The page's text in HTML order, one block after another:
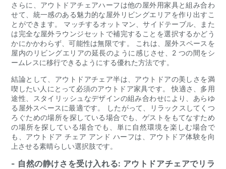
さらに、アウトドアチェアハーフは他の屋外用家具と組み合わ
せて、統一感のある魅力的な屋外リビングエリアを作り出すこ
とができます。 マッチするオットマン、サイドテーブル、また
は完全な屋外ラウンジセットで補完することを選択するかどう
かにかかわらず、可能性は無限です。 これは、屋外スペースを
屋内のリビングエリアの延長のように感じさせ、2 つの間をシ
ームレスに移行できるようにする優れた方法です。
結論として、アウトドアチェア半は、アウトドアの美しさを満
喫したい人にとって必須のアウトドア家具です。 快適さ、多用
途性、スタイリッシュなデザインの組み合わせにより、あらゆ
る屋外スペースに最適です。 したがって、リラックスしてくつ
ろぐための場所を探している場合でも、ゲストをもてなすため
の場所を探している場合でも、単に自然環境を楽しむ場合で
も、アウトドア チェア アンド ハーフは、アウトドア体験を向
上させる素晴らしい選択肢です。
- 自然の静けさを受け入れる: アウトドアチェアでリラ